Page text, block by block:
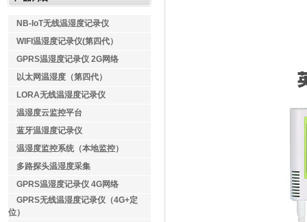
NB-IoT无线温湿度记录仪
WIFI温湿度记录仪(第四代）
GPRS温湿度记录仪 2G网络
以太网温湿度（第四代）
LORA无线温湿度记录仪
温湿度云监控平台
蓝牙温湿度记录仪
温湿度监控系统（本地监控）
多路探头温湿度采集
GPRS温湿度记录仪 4G网络
GPRS无线温湿度记录仪（4G+定
位）